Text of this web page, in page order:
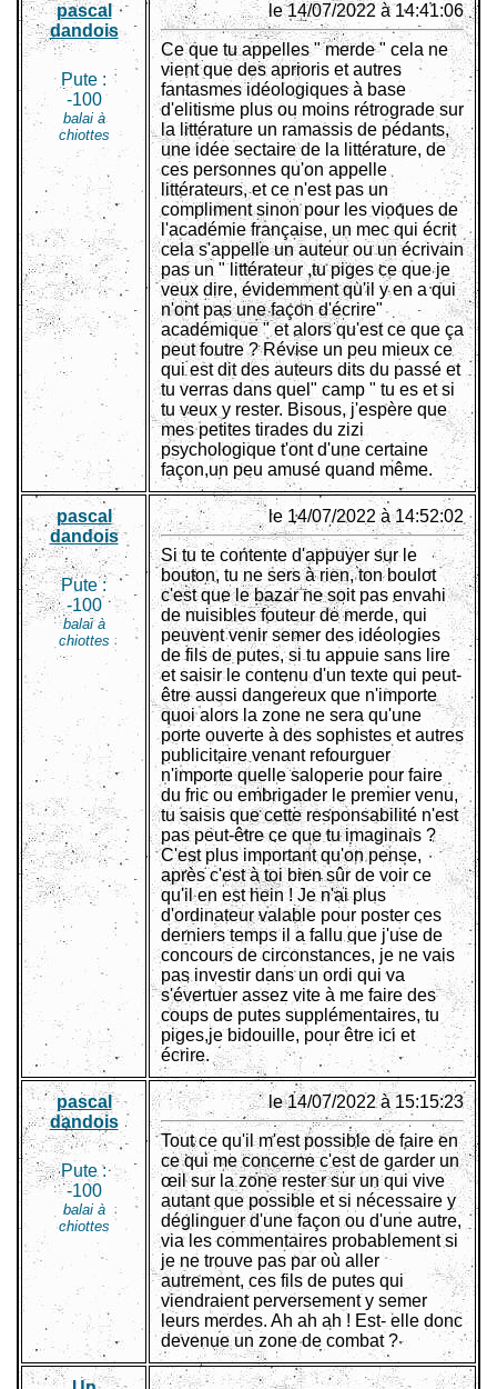
pascal
dandois
Pute :
-100
balai à
chiottes
le 14/07/2022 à 14:41:06
Ce que tu appelles " merde " cela ne
vient que des aprioris et autres
fantasmes idéologiques à base
d'elitisme plus ou moins rétrograde sur
la littérature un ramassis de pédants,
une idée sectaire de la littérature, de
ces personnes qu'on appelle
littérateurs, et ce n'est pas un
compliment sinon pour les vioques de
l'académie française, un mec qui écrit
cela s'appelle un auteur ou un écrivain
pas un " littérateur ,tu piges ce que je
veux dire, évidemment qu'il y en a qui
n'ont pas une façon d'écrire"
académique " et alors qu'est ce que ça
peut foutre ? Révise un peu mieux ce
qui est dit des auteurs dits du passé et
tu verras dans quel" camp " tu es et si
tu veux y rester. Bisous, j'espère que
mes petites tirades du zizi
psychologique t'ont d'une certaine
façon,un peu amusé quand même.
pascal
dandois
Pute :
-100
balai à
chiottes
le 14/07/2022 à 14:52:02
Si tu te contente d'appuyer sur le
bouton, tu ne sers à rien, ton boulot
c'est que le bazar ne soit pas envahi
de nuisibles fouteur de merde, qui
peuvent venir semer des idéologies
de fils de putes, si tu appuie sans lire
et saisir le contenu d'un texte qui peut-
être aussi dangereux que n'importe
quoi alors la zone ne sera qu'une
porte ouverte à des sophistes et autres
publicitaire venant refourguer
n'importe quelle saloperie pour faire
du fric ou embrigader le premier venu,
tu saisis que cette responsabilité n'est
pas peut-être ce que tu imaginais ?
C'est plus important qu'on pense,
après c'est à toi bien sûr de voir ce
qu'il en est hein ! Je n'ai plus
d'ordinateur valable pour poster ces
derniers temps il a fallu que j'use de
concours de circonstances, je ne vais
pas investir dans un ordi qui va
s'évertuer assez vite à me faire des
coups de putes supplémentaires, tu
piges,je bidouille, pour être ici et
écrire.
pascal
dandois
Pute :
-100
balai à
chiottes
le 14/07/2022 à 15:15:23
Tout ce qu'il m'est possible de faire en
ce qui me concerne c'est de garder un
œil sur la zone rester sur un qui vive
autant que possible et si nécessaire y
déglinguer d'une façon ou d'une autre,
via les commentaires probablement si
je ne trouve pas par où aller
autrement, ces fils de putes qui
viendraient perversement y semer
leurs merdes. Ah ah ah ! Est- elle donc
devenue un zone de combat ?